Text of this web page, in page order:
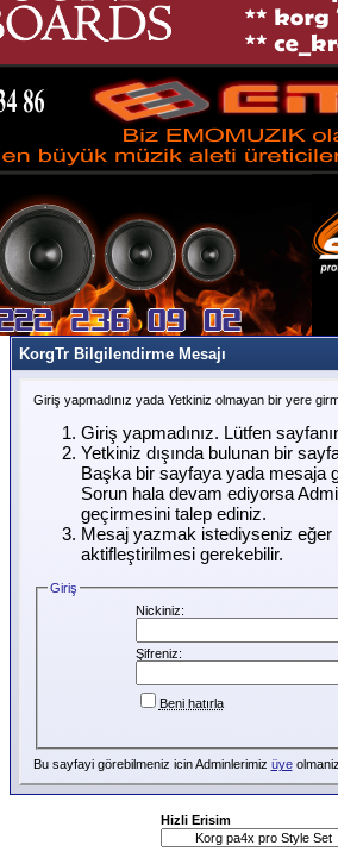
KorgTr Bilgilendirme Mesajı
Giriş yapmadınız yada Yetkiniz olmayan bir yere
Giriş yapmadınız. Lütfen
Yetkiniz dışında bulunan bir
Başka bir sayfaya yada mesaja
Sorun hala devam ediyorsa
geçirmesini talep ediniz.
Mesaj yazmak istediyseniz eğer
aktifleştirilmesi gerekebilir.
Giriş
Nickiniz:
Şifreniz:
Beni hatırla
Bu sayfayi görebilmeniz icin Adminlerimiz üye
Hizli Erisim